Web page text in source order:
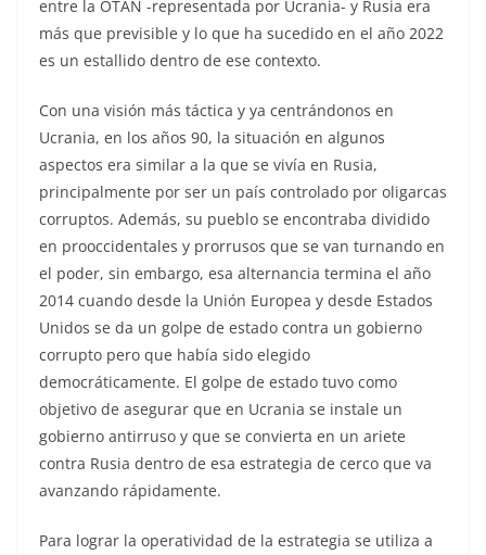
entre la OTAN -representada por Ucrania- y Rusia era
más que previsible y lo que ha sucedido en el año 2022
es un estallido dentro de ese contexto.
Con una visión más táctica y ya centrándonos en
Ucrania, en los años 90, la situación en algunos
aspectos era similar a la que se vivía en Rusia,
principalmente por ser un país controlado por oligarcas
corruptos. Además, su pueblo se encontraba dividido
en prooccidentales y prorrusos que se van turnando en
el poder, sin embargo, esa alternancia termina el año
2014 cuando desde la Unión Europea y desde Estados
Unidos se da un golpe de estado contra un gobierno
corrupto pero que había sido elegido
democráticamente. El golpe de estado tuvo como
objetivo de asegurar que en Ucrania se instale un
gobierno antirruso y que se convierta en un ariete
contra Rusia dentro de esa estrategia de cerco que va
avanzando rápidamente.
Para lograr la operatividad de la estrategia se utiliza a